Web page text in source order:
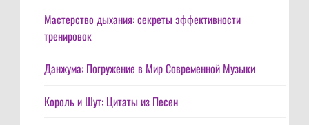
Мастерство дыхания: секреты эффективности
тренировок
Данжума: Погружение в Мир Современной Музыки
Король и Шут: Цитаты из Песен